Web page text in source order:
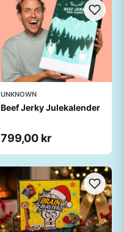
UNKNOWN
Beef Jerky Julekalender
799,00 kr